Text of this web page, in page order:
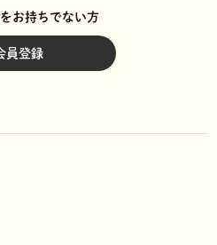
お持ちでない方
員登録